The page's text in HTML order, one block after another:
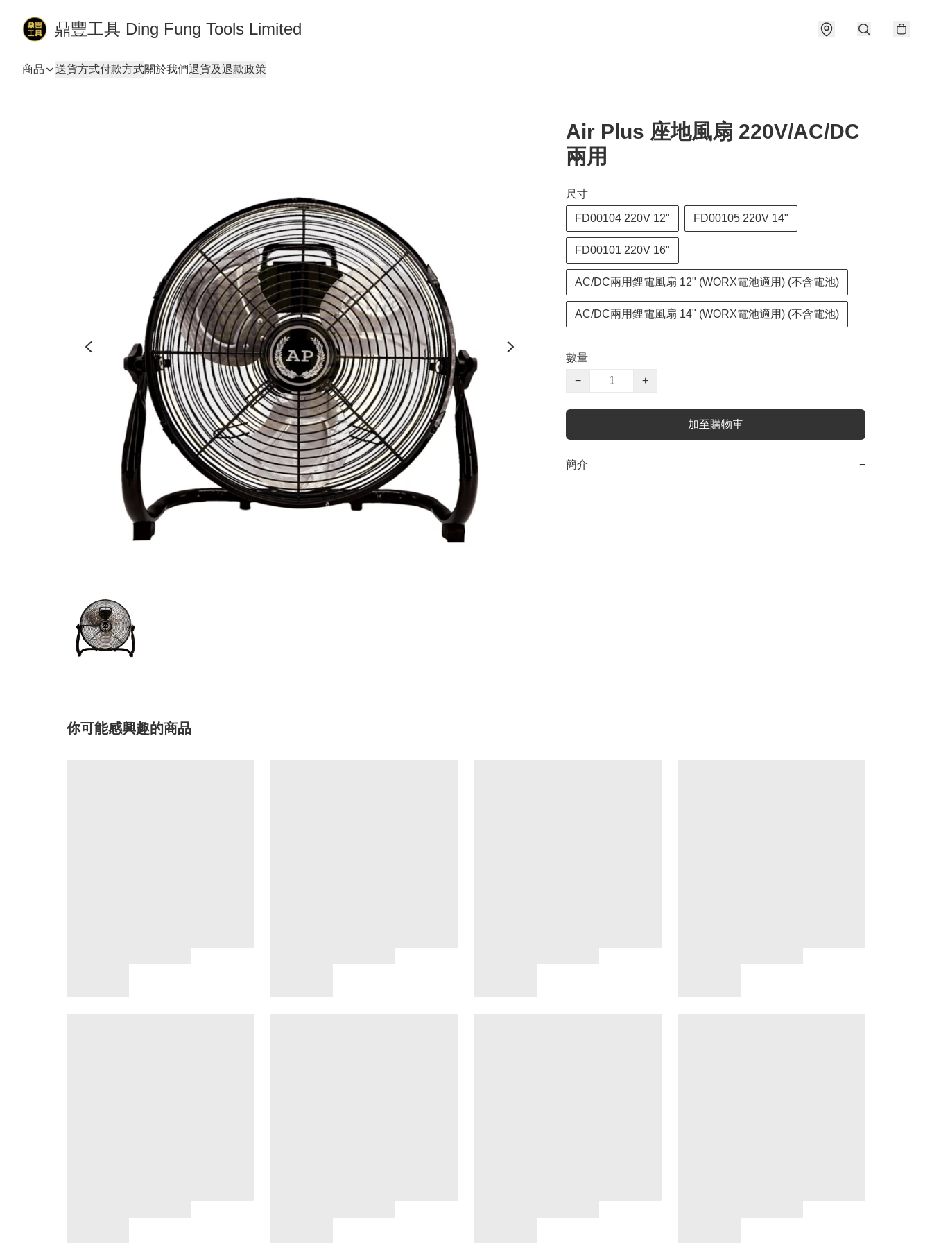
鼎豐工具 Ding Fung Tools Limited
商品 送貨方式付款方式關於我們退貨及退款政策
Air Plus 座地風扇 220V/AC/DC
兩用
尺寸
FD00104 220V 12" FD00105 220V 14"
FD00101 220V 16"
AC/DC兩用鋰電風扇 12" (WORX電池適用) (不含電池)
AC/DC兩用鋰電風扇 14" (WORX電池適用) (不含電池)
數量
−
+
加至購物車
簡介 −
你可能感興趣的商品